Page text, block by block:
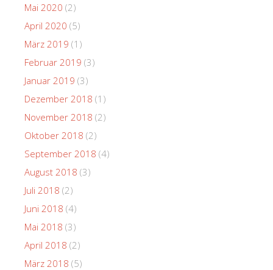
Mai 2020 (2)
April 2020 (5)
März 2019 (1)
Februar 2019 (3)
Januar 2019 (3)
Dezember 2018 (1)
November 2018 (2)
Oktober 2018 (2)
September 2018 (4)
August 2018 (3)
Juli 2018 (2)
Juni 2018 (4)
Mai 2018 (3)
April 2018 (2)
März 2018 (5)